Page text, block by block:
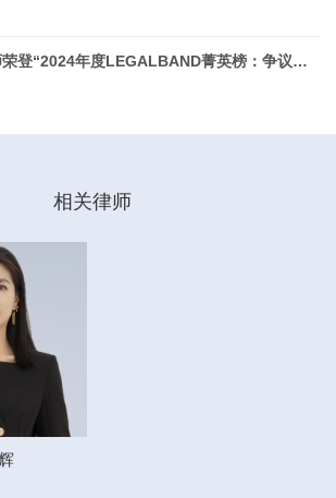
“2024年度LEGALBAND菁英榜：争议解决律师20强”榜单
相关律师